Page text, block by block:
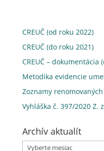
CREUČ (od roku 2022)
CREUČ (do roku 2021)
CREUČ – dokumentácia
Metodika evidencie
Zoznamy
Vyhláška č. 397/2020 Z.
Archív aktualít
Archív